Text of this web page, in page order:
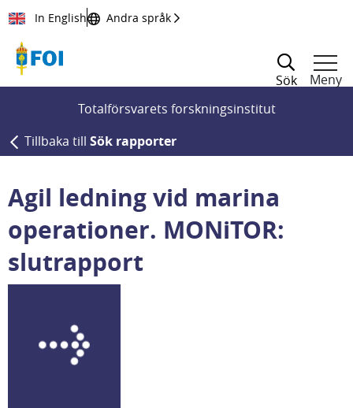
Till innehållet
In English Andra språk
Sök
Meny
Totalförsvarets forskningsinstitut
Tillbaka till Sök rapporter
Agil ledning vid marina
operationer. MONiTOR:
slutrapport